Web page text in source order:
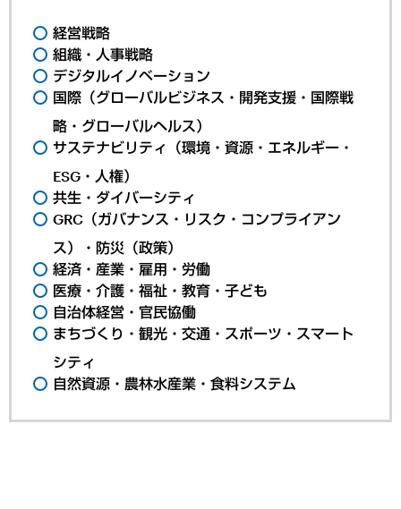
経営戦略
組織・人事戦略
デジタルイノベーション
国際（グローバルビジネス・開発支援・国際戦
略・グローバルヘルス）
サステナビリティ（環境・資源・エネルギー・
ESG・人権）
共生・ダイバーシティ
GRC（ガバナンス・リスク・コンプライアン
ス）・防災（政策）
経済・産業・雇用・労働
医療・介護・福祉・教育・子ども
自治体経営・官民協働
まちづくり・観光・交通・スポーツ・スマート
シティ
自然資源・農林水産業・食料システム